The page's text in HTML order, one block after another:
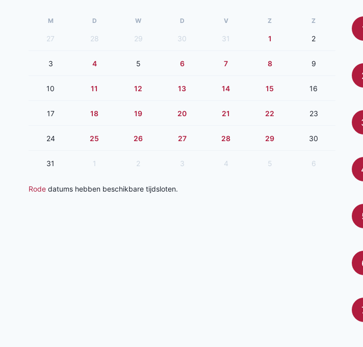
M D W D V Z Z
27 28 29 30 31 1 2
3 4 5 6 7 8 9
10 11 12 13 14 15 16
17 18 19 20 21 22 23
24 25 26 27 28 29 30
31 1 2 3 4 5 6
Rode datums hebben beschikbare tijdsloten.